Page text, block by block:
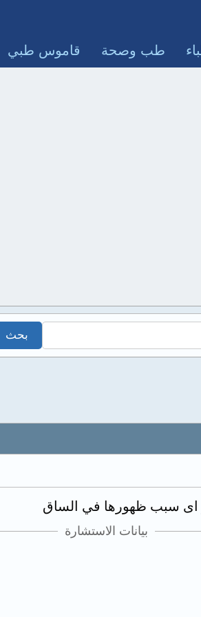
طب وصحة قاموس طبي
اى سبب ظهورها في الساق
بيانات الاستشارة